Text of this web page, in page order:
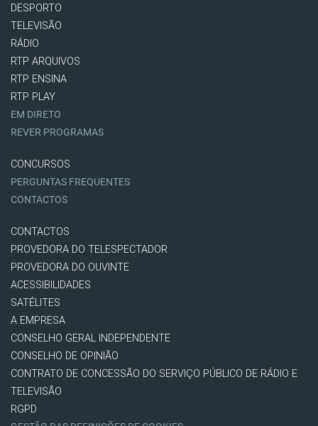
DESPORTO
TELEVISÃO
RÁDIO
RTP ARQUIVOS
RTP ENSINA
RTP PLAY
EM DIRETO
REVER PROGRAMAS
CONCURSOS
PERGUNTAS FREQUENTES
CONTACTOS
CONTACTOS
PROVEDORA DO TELESPECTADOR
PROVEDORA DO OUVINTE
ACESSIBILIDADES
SATÉLITES
A EMPRESA
CONSELHO GERAL INDEPENDENTE
CONSELHO DE OPINIÃO
CONTRATO DE CONCESSÃO DO SERVIÇO PÚBLICO DE RÁDIO E
TELEVISÃO
RGPD